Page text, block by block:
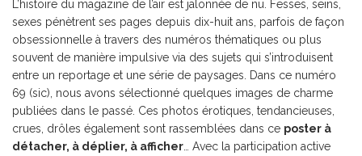
L’histoire du magazine de l’air est jalonnée de nu. Fesses, seins,
sexes pénètrent ses pages depuis dix-huit ans, parfois de façon
obsessionnelle à travers des numéros thématiques ou plus
souvent de manière impulsive via des sujets qui s’introduisent
entre un reportage et une série de paysages. Dans ce numéro
69 (sic), nous avons sélectionné quelques images de charme
publiées dans le passé. Ces photos érotiques, tendancieuses,
crues, drôles également sont rassemblées dans ce poster à
détacher, à déplier, à afficher … Avec la participation active